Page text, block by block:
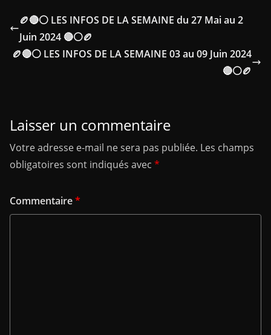
🏉🔴⚪ LES INFOS DE LA SEMAINE du 27 Mai au 2
Juin 2024 🔴⚪🏉
🏉🔴⚪ LES INFOS DE LA SEMAINE 03 au 09 Juin 2024
🔴⚪🏉
Laisser un commentaire
Votre adresse e-mail ne sera pas publiée. Les champs
obligatoires sont indiqués avec *
Commentaire*